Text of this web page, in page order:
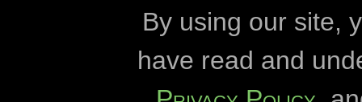
Universidad
Universidad
By using our site,
have read and